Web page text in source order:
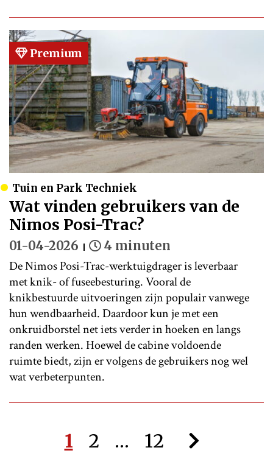
Premium
Tuin en Park Techniek
Wat vinden gebruikers van de
Nimos Posi-Trac?
01-04-2026 4 minuten
De Nimos Posi-Trac-werktuigdrager is leverbaar
met knik- of fuseebesturing. Vooral de
knikbestuurde uitvoeringen zijn populair vanwege
hun wendbaarheid. Daardoor kun je met een
onkruidborstel net iets verder in hoeken en langs
randen werken. Hoewel de cabine voldoende
ruimte biedt, zijn er volgens de gebruikers nog wel
wat verbeterpunten.
1 2 … 12